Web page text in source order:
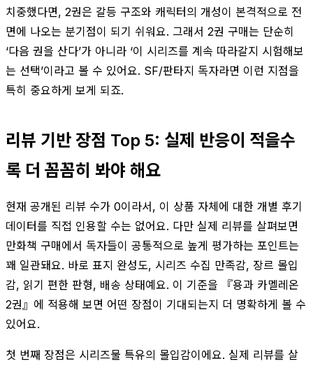
치중했다면, 2권은 갈등 구조와 캐릭터의 개성이 본격적으로 전
면에 나오는 분기점이 되기 쉬워요. 그래서 2권 구매는 단순히
‘다음 권을 산다’가 아니라 ‘이 시리즈를 계속 따라갈지 시험해보
는 선택’이라고 볼 수 있어요. SF/판타지 독자라면 이런 지점을
특히 중요하게 보게 되죠.
리뷰 기반 장점 Top 5: 실제 반응이 적을수
록 더 꼼꼼히 봐야 해요
현재 공개된 리뷰 수가 0이라서, 이 상품 자체에 대한 개별 후기
데이터를 직접 인용할 수는 없어요. 다만 실제 리뷰를 살펴보면
만화책 구매에서 독자들이 공통적으로 높게 평가하는 포인트는
꽤 일관돼요. 바로 표지 완성도, 시리즈 수집 만족감, 장르 몰입
감, 읽기 편한 판형, 배송 상태예요. 이 기준을 『용과 카멜레온
2권』에 적용해 보면 어떤 장점이 기대되는지 더 명확하게 볼 수
있어요.
첫 번째 장점은 시리즈물 특유의 몰입감이에요. 실제 리뷰를 살